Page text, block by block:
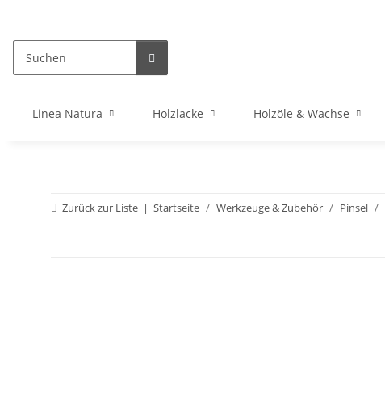
Linea Natura Holzlacke Holzöle & Wachse
Zurück zur Liste Startseite Werkzeuge & Zubehör Pinsel